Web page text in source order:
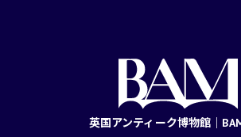
英国アンティーク博物館｜